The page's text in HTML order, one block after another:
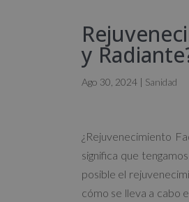
y
Ago 30, 2024 | Sanidad
¿Rejuvenecimiento
significa que
posible el
cómo se lleva a cabo